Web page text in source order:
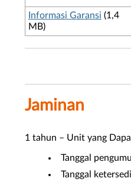
Informasi Garansi (1,4
MB)
Jaminan
1 tahun – Unit yang
Tanggal
Tanggal